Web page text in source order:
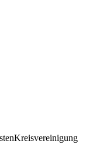
Kreisvereinigung